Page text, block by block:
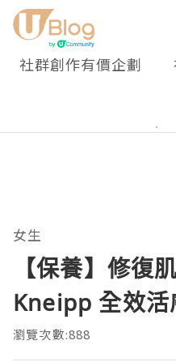
社群創作有價企劃
女生
【保養】修復
Kneipp 全效活
瀏覽次數:888